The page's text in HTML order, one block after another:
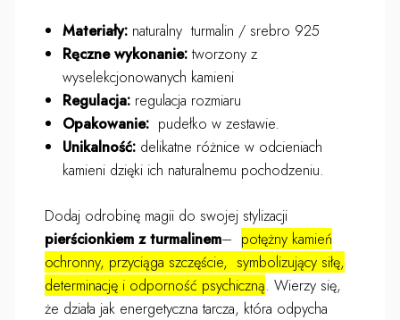
Materiały:naturalny turmalin / srebro 925
Ręczne wykonanie:tworzony z
wyselekcjonowanych kamieni
Regulacja:regulacja rozmiaru
Opakowanie:pudełko w zestawie.
Unikalność:delikatne różnice w odcieniach
kamieni dzięki ich naturalnemu pochodzeniu.
Dodaj odrobinę magii do swojej stylizacji
pierścionkiem z turmalinem– potężny kamień
ochronny, przyciąga szczęście, symbolizujący siłę,
determinację i odporność psychiczną. Wierzy się,
że działa jak energetyczna tarcza, która odpycha